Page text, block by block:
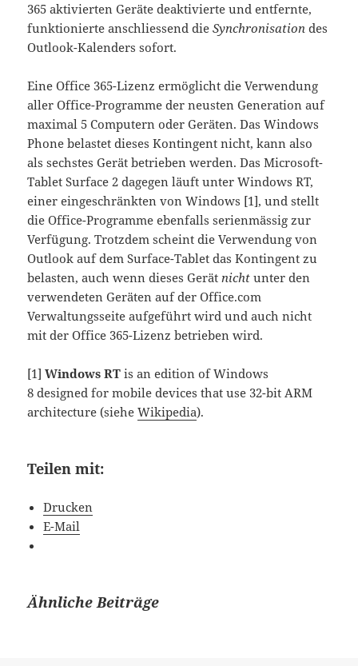
365 aktivierten Geräte deaktivierte und entfernte,
funktionierte anschliessend dieSynchronisation des
Outlook-Kalenders sofort.
Eine Office 365-Lizenz ermöglicht die Verwendung
aller Office-Programme der neusten Generation auf
maximal 5 Computern oder Geräten. Das Windows
Phone belastet dieses Kontingent nicht, kann also
als sechstes Gerät betrieben werden. Das Microsoft-
Tablet Surface 2 dagegen läuft unter Windows RT,
einer eingeschränkten von Windows [1], und stellt
die Office-Programme ebenfalls serienmässig zur
Verfügung. Trotzdem scheint die Verwendung von
Outlook auf dem Surface-Tablet das Kontingent zu
belasten, auch wenn dieses Gerätnicht unter den
verwendeten Geräten auf der Office.com
Verwaltungsseite aufgeführt wird und auch nicht
mit der Office 365-Lizenz betrieben wird.
[1]Windows RT is an edition of Windows
8 designed for mobile devices that use 32-bit ARM
architecture (sieheWikipedia).
Teilen mit:
Drucken
E-Mail
Ähnliche Beiträge